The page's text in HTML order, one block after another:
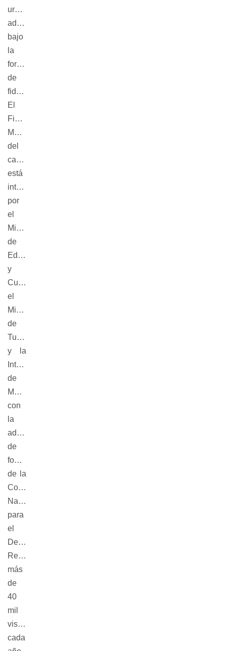
uruguaya
administrada
bajo
la
forma
de
fideicomiso.
El
Fideicomiso
Museo
del
carnaval
está
integrado
por
el
Ministerio
de
Educación
y
Cultura,
el
Ministerio
de
Turismo
y la
Intendencia
de
Montevideo,
con
la
administración
de
fondos
de la
Corporación
Nacional
para
el
Desarrollo.
Recibe
más
de
40
mil
visitantes
cada